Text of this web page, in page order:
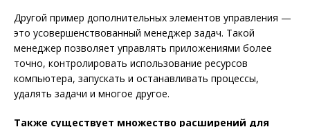
Другой пример дополнительных элементов управления —
это усовершенствованный менеджер задач. Такой
менеджер позволяет управлять приложениями более
точно, контролировать использование ресурсов
компьютера, запускать и останавливать процессы,
удалять задачи и многое другое.
Также существует множество расширений для